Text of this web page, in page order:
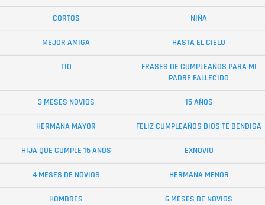
CORTOS NIÑA
MEJOR AMIGA HASTA EL CIELO
TÍO
FRASES DE CUMPLEAÑOS PARA MI
PADRE FALLECIDO
3 MESES NOVIOS 15 AÑOS
HERMANA MAYOR FELIZ CUMPLEAÑOS DIOS TE BENDIGA
HIJA QUE CUMPLE 15 AÑOS EXNOVIO
4 MESES DE NOVIOS HERMANA MENOR
HOMBRES 6 MESES DE NOVIOS